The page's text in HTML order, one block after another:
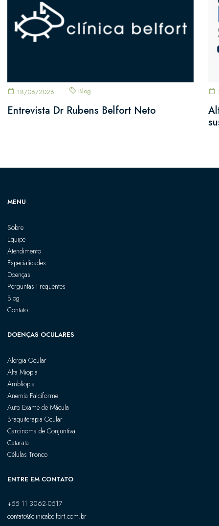
18/06/2026 Blog
Entrevista Dr Rubens Belfort Neto
MENU
Sobre
Equipe
Atendimento
Especialidades
Doenças
Perguntas Frequentes
Blog
Contato
DOENÇAS OCULARES
Alergia Ocular
Alta Miopia
Ambliopia
Anemia Falciforme
Auto Exame de Mácula
Braquiterapia Ocular
Carcinoma de Conjuntiva
Catarata
Células Tronco
ENTRE EM CONTATO
+55 11 3062-0517
contato@clinicabelfort.com.br